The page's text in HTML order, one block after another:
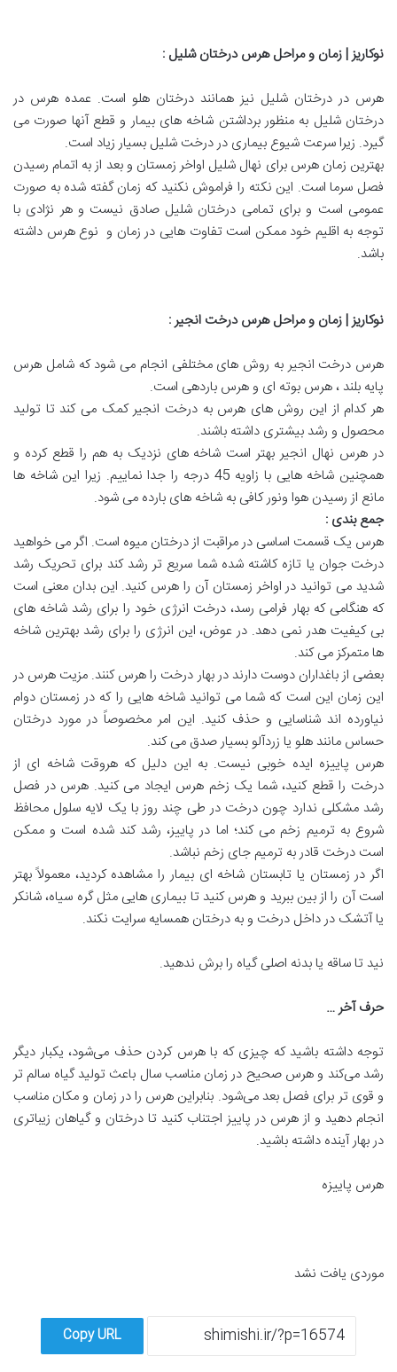
نوکاریز | زمان و مراحل هرس درختان شلیل :
هرس در درختان شلیل نیز همانند درختان هلو است. عمده هرس در
درختان شلیل به منظور برداشتن شاخه های بیمار و قطع آنها صورت می
گیرد. زیرا سرعت شیوع بیماری در درخت شلیل بسیار زیاد است.
بهترین زمان هرس برای نهال شلیل اواخر زمستان و بعد از به اتمام رسیدن
فصل سرما است. این نکته را فراموش نکنید که زمان گفته شده به صورت
عمومی است و برای تمامی درختان شلیل صادق نیست و هر نژادی با
توجه به اقلیم خود ممکن است تفاوت هایی در زمان و نوع هرس داشته
باشد.
نوکاریز | زمان و مراحل هرس درخت انجیر:
هرس درخت انجیر به روش های مختلفی انجام می شود که شامل هرس
پایه بلند ، هرس بوته ای و هرس باردهی است.
هر کدام از این روش های هرس به درخت انجیر کمک می کند تا تولید
محصول و رشد بیشتری داشته باشند.
در هرس نهال انجیر بهتر است شاخه های نزدیک به هم را قطع کرده و
همچنین شاخه هایی با زاویه 45 درجه را جدا نماییم. زیرا این شاخه ها
مانع از رسیدن هوا ونور کافی به شاخه های بارده می شود.
جمع بندی :
هرس یک قسمت اساسی در مراقبت از درختان میوه است. اگر می خواهید
درخت جوان یا تازه کاشته شده شما سریع تر رشد کند برای تحریک رشد
شدید می توانید در اواخر زمستان آن را هرس کنید. این بدان معنی است
که هنگامی که بهار فرامی رسد، درخت انرژی خود را برای رشد شاخه های
بی کیفیت هدر نمی دهد. در عوض، این انرژی را برای رشد بهترین شاخه
ها متمرکز می کند.
بعضی از باغداران دوست دارند در بهار درخت را هرس کنند. مزیت هرس در
این زمان این است که شما می توانید شاخه هایی را که در زمستان دوام
نیاورده اند شناسایی و حذف کنید. این امر مخصوصاً در مورد درختان
حساس مانند هلو یا زردآلو بسیار صدق می کند.
هرس پاییزه ایده خوبی نیست. به این دلیل که هروقت شاخه ای از
درخت را قطع کنید، شما یک زخم هرس ایجاد می کنید. هرس در فصل
رشد مشکلی ندارد چون درخت در طی چند روز با یک لایه سلول محافظ
شروع به ترمیم زخم می کند؛ اما در پاییز، رشد کند شده است و ممکن
است درخت قادر به ترمیم جای زخم نباشد.
اگر در زمستان یا تابستان شاخه ای بیمار را مشاهده کردید، معمولاً بهتر
است آن را از بین ببرید و هرس کنید تا بیماری هایی مثل گره سیاه، شانکر
یا آتشک در داخل درخت و به درختان همسایه سرایت نکند.
نید تا ساقه یا بدنه اصلی گیاه را برش ندهید.
حرف آخر…
توجه داشته باشید که چیزی که با هرس کردن حذف می‌شود، یکبار دیگر
رشد می‌کند و هرس صحیح در زمان مناسب سال باعث تولید گیاه سالم تر
و قوی تر برای فصل بعد می‌شود. بنابراین هرس را در زمان و مکان مناسب
انجام دهید و از هرس در پاییز اجتناب کنید تا درختان و گیاهان زیباتری
در بهار آینده داشته باشید.
هرس پاییزه
موردی یافت نشد
Copy URL